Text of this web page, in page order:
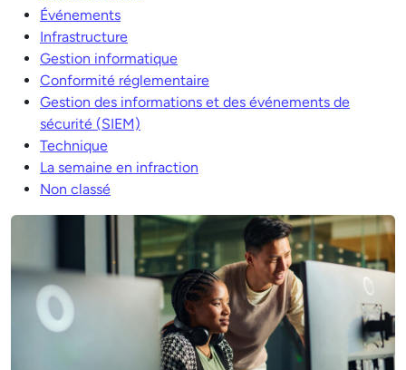
Événements
Infrastructure
Gestion informatique
Conformité réglementaire
Gestion des informations et des événements de
sécurité (SIEM)
Technique
La semaine en infraction
Non classé